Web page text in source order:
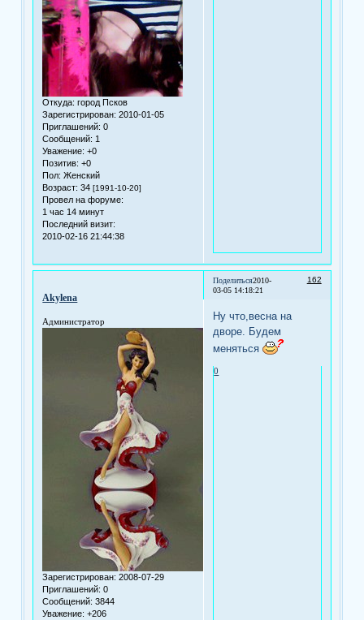
Откуда: город Псков
Зарегистрирован: 2010-01-05
Приглашений: 0
Сообщений: 1
Уважение: +0
Позитив: +0
Пол: Женский
Возраст: 34[1991-10-20]
Провел на форуме:
1 час 14 минут
Последний визит:
2010-02-16 21:44:38
Поделиться 162
2010-
03-05 14:18:21
Akylena
Администратор
Зарегистрирован: 2008-07-29
Приглашений: 0
Сообщений: 3844
Уважение: +206
Ну что,весна на
дворе. Будем
меняться
0